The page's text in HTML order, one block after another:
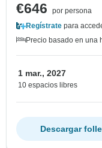
€646
por persona
Regístrate para
Precio basado en una
1 mar., 2027
10 espacios libres
Descargar